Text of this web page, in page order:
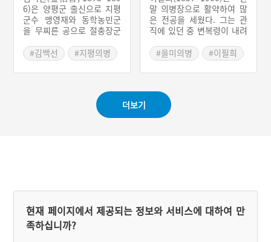
6)은 양평군 출신으로 지평
군수 맹영재와 동학농민군
을 무찌른 공으로 절충장군
해 오자 맹영재와 의병을 일
으킬 것을 말했으나 거절당
하자, 안승우와 이춘영 등과
군으로 공을 많이 세웠으나
안승우에게 항의를 하다가
군령으로 처형당하였다.
#김백선 #지평의병
말 의병장으로 활약하여 많
은 전공을 세웠다. 그는 관
직에 있던 중 변복령이 내려
유중교가 1889년 제천에서
강학을 하자 그 문하에 들어
갔다. 그리고 유중교가 죽
승으로 삼았다. 이후 유인석
과 유교 문화를 보전하려 하
였으나 중국 흥도진에서 19
#을미의병
#이필희
더보기
현재 페이지에서 제공되는 정보와 서비스에 대하여 만
족하십니까?